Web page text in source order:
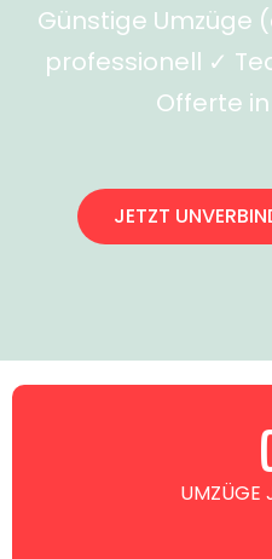
Günstige Umzüge
professionell ✓
Offerte
JETZT
UMZÜGE